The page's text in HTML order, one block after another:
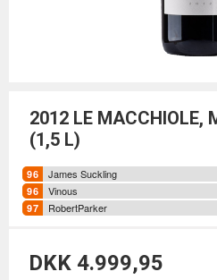
2012 LE MACCHIOLE,
(1,5 L)
James Suckling
Vinous
RobertParker
DKK 4.999,95